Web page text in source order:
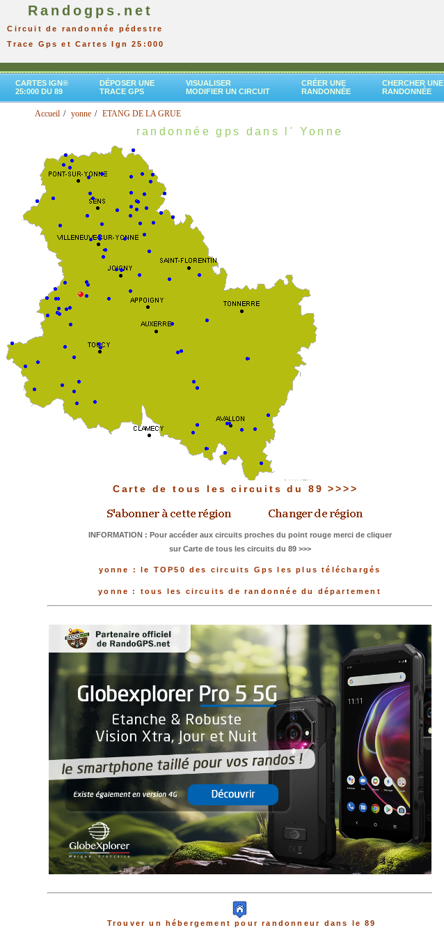
Randogps.net
Circuit de randonnée pédestre
Trace Gps et Cartes Ign 25:000
CARTES IGN®
25:000 DU 89
DÉPOSER UNE
TRACE GPS
VISUALISER
MODIFIER UN CIRCUIT
CRÉER UNE
RANDONNÉE
CHERCHER UNE
RANDONNÉE
Accueil yonne ETANG DE LA GRUE
randonnée gps dans l' Yonne
Carte de tous les circuits du 89 >>>>
INFORMATION : Pour accéder aux circuits proches du point rouge merci de cliquer
sur Carte de tous les circuits du 89 >>>
yonne : le TOP50 des circuits Gps les plus téléchargés
yonne : tous les circuits de randonnée du département
Trouver un hébergement pour randonneur dans le 89